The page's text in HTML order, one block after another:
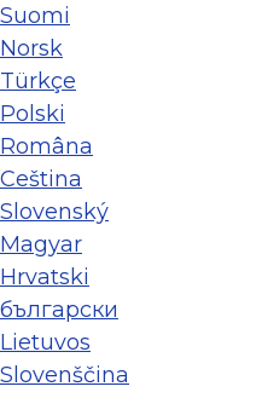
Suomi
Norsk
Türkçe
Polski
Româna
Ceština
Slovenský
Magyar
Hrvatski
български
Lietuvos
Slovenščina